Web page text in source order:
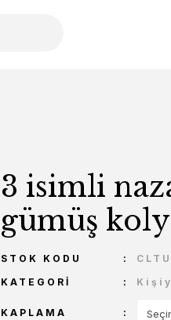
3 isimli
gümüş
STOK KODU
KATEGORI
KAPLAMA